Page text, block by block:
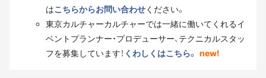
はこちらからお問い合わせください。
東京カルチャーカルチャーでは一緒に働いてくれるイ
ベントプランナー・プロデューサー、テクニカルスタッ
フを募集しています！ くわしくはこちら。 new!